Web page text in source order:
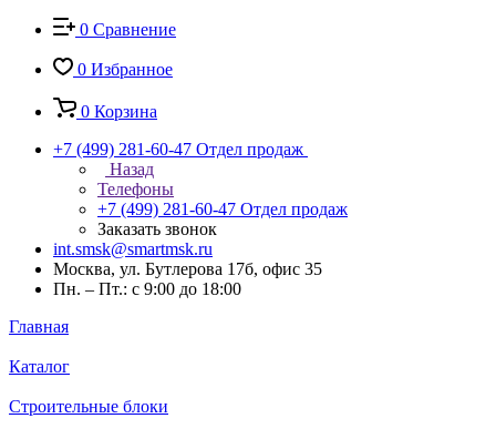
0 Сравнение
0 Избранное
0 Корзина
+7 (499) 281-60-47 Отдел продаж
Назад
Телефоны
+7 (499) 281-60-47 Отдел продаж
Заказать звонок
int.smsk@smartmsk.ru
Москва, ул. Бутлерова 17б, офис 35
Пн. – Пт.: с 9:00 до 18:00
Главная
Каталог
Строительные блоки